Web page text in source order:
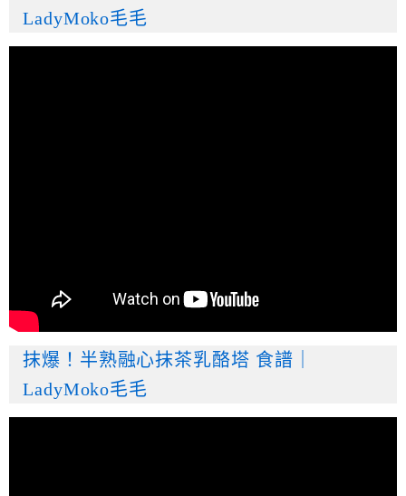
LadyMoko毛毛
抹爆！半熟融心抹茶乳酪塔 食譜｜
LadyMoko毛毛